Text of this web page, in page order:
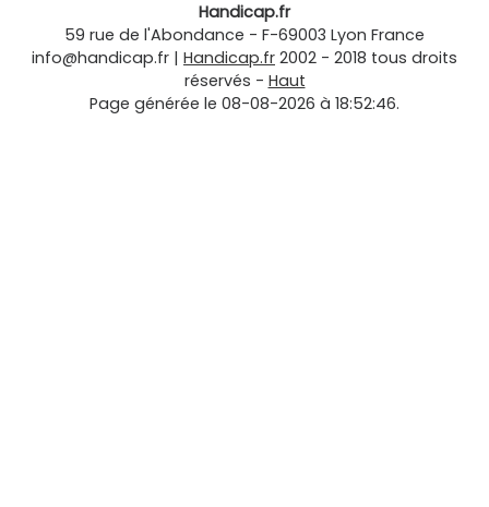
Handicap.fr
59 rue de l'Abondance - F-69003 Lyon France
info@handicap.fr | Handicap.fr 2002 - 2018 tous droits
réservés - Haut
Page générée le 08-08-2026 à 18:52:46.